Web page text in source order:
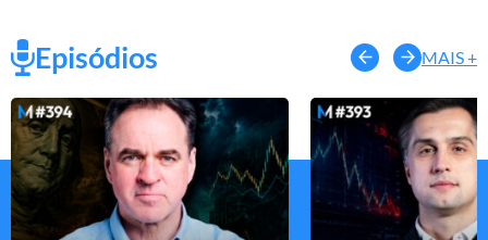
Episódios MAIS +